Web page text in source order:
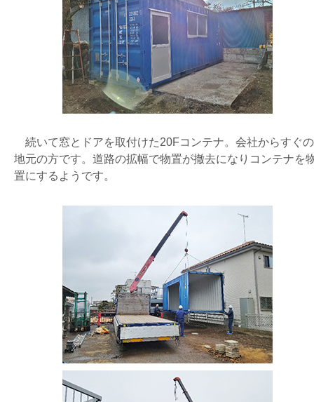
続いて窓とドアを取付けた20Fコンテナ。会社からすぐの
地元の方です。道路の拡幅で物置が撤去になりコンテナを
置にするようです。